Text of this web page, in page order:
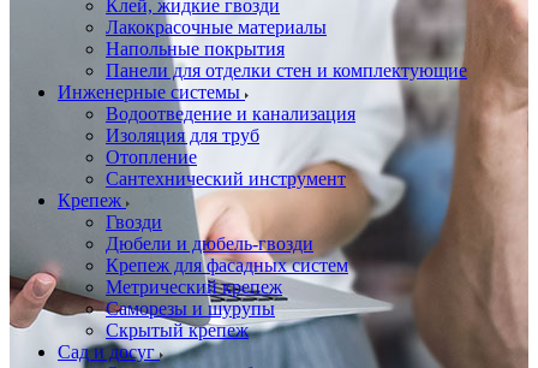
Клей, жидкие гвозди
Лакокрасочные материалы
Напольные покрытия
Панели для отделки стен и комплектующие
Инженерные системы
Водоотведение и канализация
Изоляция для труб
Отопление
Сантехнический инструмент
Крепеж
Гвозди
Дюбели и дюбель-гвозди
Крепеж для фасадных систем
Метрический крепеж
Саморезы и шурупы
Скрытый крепеж
Сад и досуг